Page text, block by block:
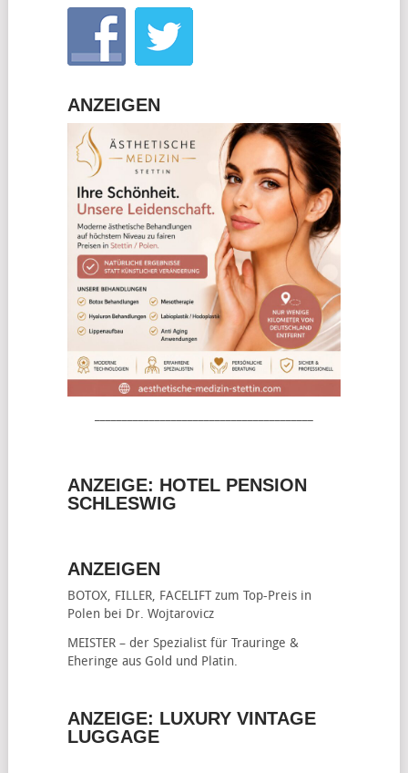
ANZEIGEN
ANZEIGE: HOTEL PENSION
SCHLESWIG
ANZEIGEN
BOTOX, FILLER, FACELIFTzum Top-Preis in
Polen bei Dr. Wojtarovicz
MEISTER – der Spezialist für Trauringe &
Eheringe aus Gold und Platin.
ANZEIGE: LUXURY VINTAGE
LUGGAGE